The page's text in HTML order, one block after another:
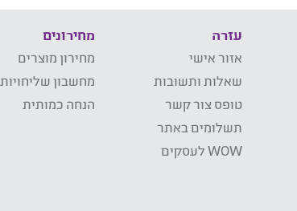
עזרה
אזור אישי
שאלות ותשובות
טופס צור קשר
תשלומים באתר
WOW לעסקים
מחירונים
מחירון מוצרים
מחשבון שליחויות
הנחה כמותית